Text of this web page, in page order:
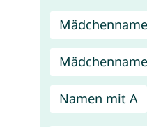
Namen mit A